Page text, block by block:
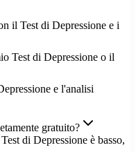
il Test di Depressione e i
Test di Depressione o il
e l'analisi
gratuito?
di Depressione è basso,